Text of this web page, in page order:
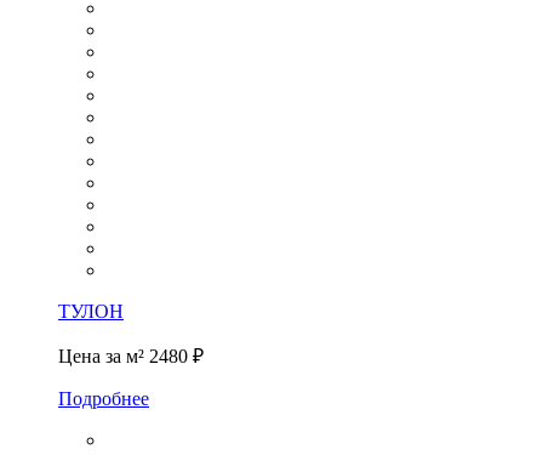
ТУЛОН
Цена за м² 2480 ₽
Подробнее